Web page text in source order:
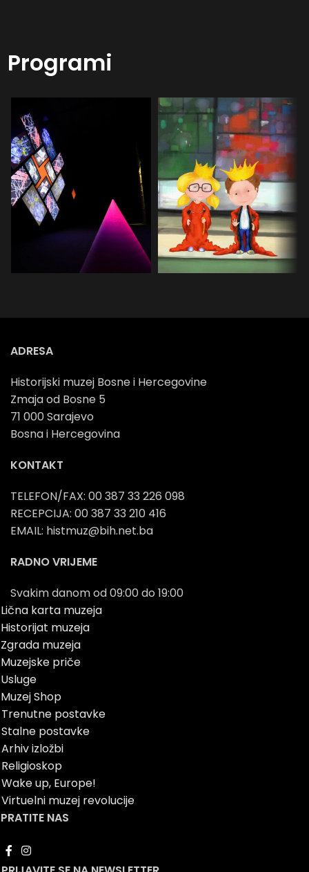
Programi
programi
program
ADRESA
Historijski muzej Bosne i Hercegovine
Zmaja od Bosne 5
71 000 Sarajevo
Bosna i Hercegovina
KONTAKT
TELEFON/FAX: 00 387 33 226 098
RECEPCIJA: 00 387 33 210 416
EMAIL: histmuz@bih.net.ba
RADNO VRIJEME
Svakim danom od 09:00 do 19:00
Lična karta muzeja
Historijat muzeja
Zgrada muzeja
Muzejske priče
Usluge
Muzej Shop
Trenutne postavke
Stalne postavke
Arhiv izložbi
Religioskop
Wake up, Europe!
Virtuelni muzej revolucije
PRATITE NAS